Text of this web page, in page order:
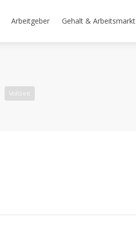
Arbeitgeber Gehalt & Arbeitsmarkt
Vollzeit